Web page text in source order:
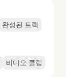
완성된 트랙
비디오 클립